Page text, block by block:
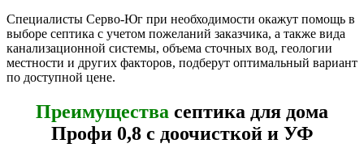
Специалисты Серво-Юг при необходимости окажут помощь в
выборе септика с учетом пожеланий заказчика, а также вида
канализационной системы, объема сточных вод, геологии
местности и других факторов, подберут оптимальный вариант
по доступной цене.
Преимущества септика для дома
Профи 0,8 с доочисткой и УФ